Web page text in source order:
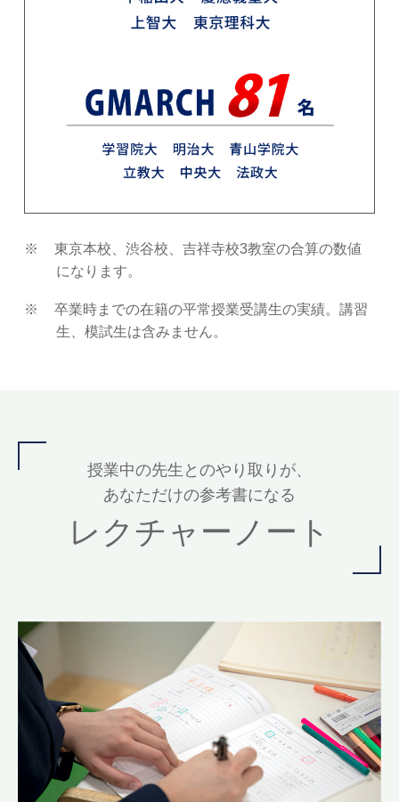
東京本校、渋谷校、吉祥寺校3教室の合算の数値
になります。
卒業時までの在籍の平常授業受講生の実績。講習
生、模試生は含みません。
授業中の先生とのやり取りが、
あなただけの参考書になる
レクチャーノート